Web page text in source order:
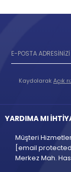
KaydolarakAçık
YARDIMA MI
Müşteri
[email
Merkez Mah.